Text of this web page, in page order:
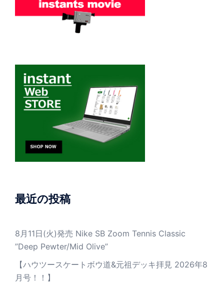
最近の投稿
8月11日(火)発売 Nike SB Zoom Tennis Classic
”Deep Pewter/Mid Olive”
【ハウツースケートボウ道&元祖デッキ拝見 2026年8
月号！！】